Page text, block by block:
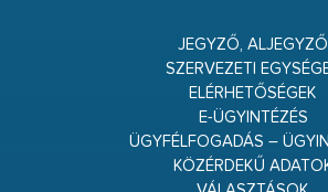
JEGYZŐ, ALJEGYZŐ
SZERVEZETI
ELÉRHETŐSÉGEK
E-ÜGYINTÉZÉS
ÜGYFÉLFOGADÁS –
KÖZÉRDEKŰ